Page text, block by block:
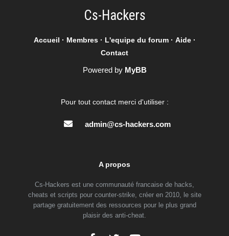
Cs-Hackers
Accueil · Membres· L'equipe du forum· Aide·
Contact
Powered by MyBB
Pour tout contact merci d'utiliser :
admin@cs-hackers.com
A propos
Cs-Hackers est une communauté francaise de hacks,
cheats et scripts pour counter-strike, créer en 2010, le site
partage gratuitement des ressources pour le plus grand
plaisir des anti-cheat.